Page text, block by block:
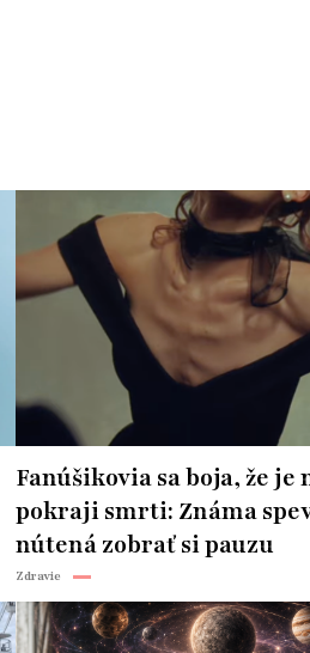
Fanúšikovia sa boja, že je
pokraji smrti: Známa
nútená zobrať si pauzu
Zdravie